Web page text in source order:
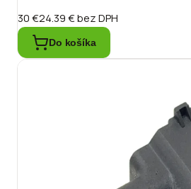
30 €24.39 €bez DPH
Do košíka